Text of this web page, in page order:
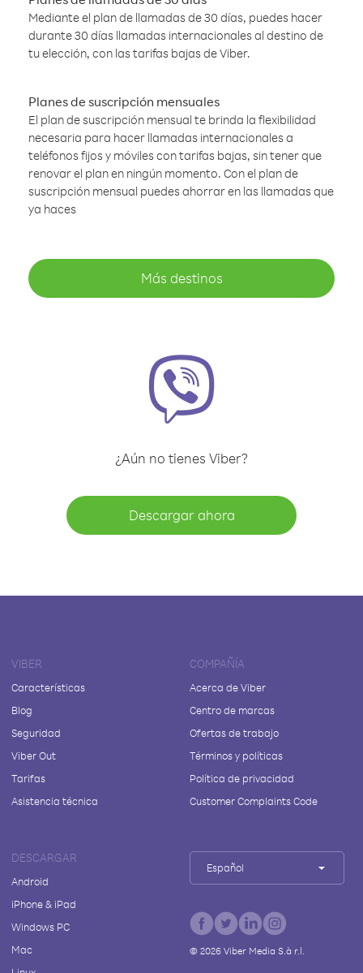
Mediante el plan de llamadas de 30 días, puedes hacer
durante 30 días llamadas internacionales al destino de
tu elección, con las tarifas bajas de Viber.
Planes de suscripción mensuales
El plan de suscripción mensual te brinda la flexibilidad
necesaria para hacer llamadas internacionales a
teléfonos fijos y móviles con tarifas bajas, sin tener que
renovar el plan en ningún momento. Con el plan de
suscripción mensual puedes ahorrar en las llamadas que
ya haces
Más destinos
¿Aún no tienes Viber?
Descargar ahora
VIBER
Características
Blog
Seguridad
Viber Out
Tarifas
Asistencia técnica
COMPAÑÍA
Acerca de Viber
Centro de marcas
Ofertas de trabajo
Términos y políticas
Política de privacidad
Customer Complaints Code
DESCARGAR
Android
iPhone & iPad
Windows PC
Mac
Español
© 2026Viber Media S.à r.l.